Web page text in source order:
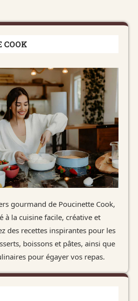
COOK
gourmand de Poucinette Cook,
à la cuisine facile, créative et
des recettes inspirantes pour les
boissons et pâtes, ainsi que
pour égayer vos repas.